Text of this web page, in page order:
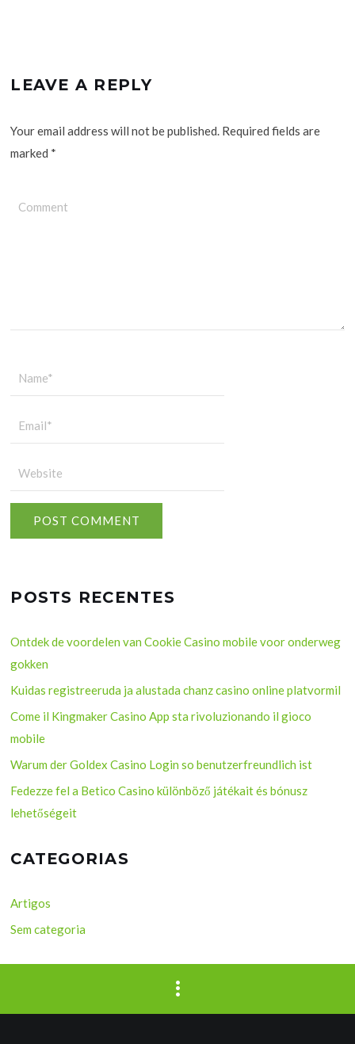
LEAVE A REPLY
Your email address will not be published. Required fields are
marked *
POSTS RECENTES
Ontdek de voordelen van Cookie Casino mobile voor onderweg
gokken
Kuidas registreeruda ja alustada chanz casino online platvormil
Come il Kingmaker Casino App sta rivoluzionando il gioco
mobile
Warum der Goldex Casino Login so benutzerfreundlich ist
Fedezze fel a Betico Casino különböző játékait és bónusz
lehetőségeit
CATEGORIAS
Artigos
Sem categoria